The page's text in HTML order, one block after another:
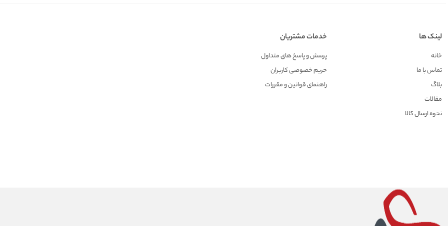
لینک ها
خانه
تماس با ما
بلاگ
مقالات
نحوه ارسال کالا
خدمات مشتریان
پرسش و پاسخ های متداول
حریم خصوصی کاربران
راهنمای قوانین و مقررات